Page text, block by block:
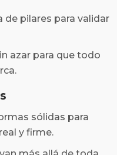
de pilares para validar
azar para que todo
sólidas para
y firme.